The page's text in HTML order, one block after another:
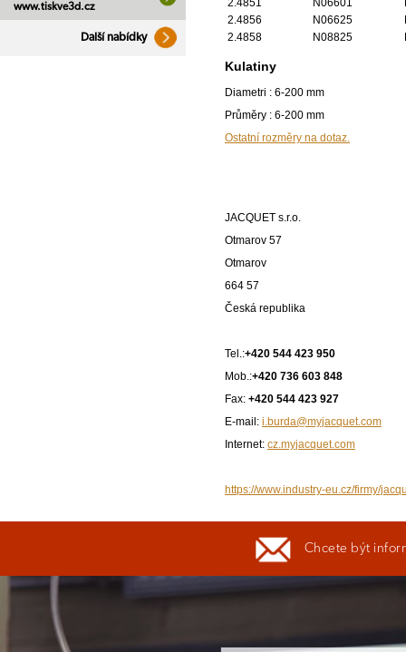
www.tiskve3d.cz
Další nabídky
2.4851
N06601
2.4856
N06625
2.4858
N08825
Kulatiny
Diametri : 6-200 mm
Průměry : 6-200 mm
Ostatní rozměry na dotaz.
JACQUET s.r.o.
Otmarov 57
Otmarov
664 57
Česká republika
Tel.:+420 544 423 950
Mob.:+420 736 603 848
Fax: +420 544 423 927
E-mail: i.burda@myjacquet.com
Internet: cz.myjacquet.com
https://www.industry-eu.cz/firmy/
Chcete být